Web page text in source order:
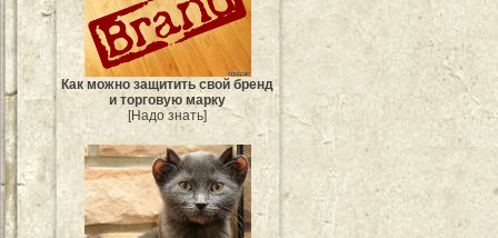
Как можно защитить свой бренд
и торговую марку
[Надо знать]